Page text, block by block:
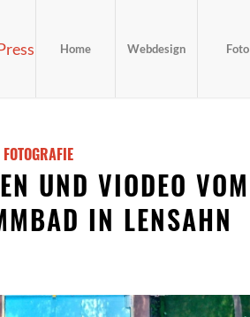
Home Webdesign Foto
FOTOGRAFIE
UND VIODEO VOM
IN LENSAHN